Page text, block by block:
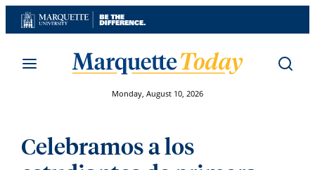
Skip
to
Monday, August 10, 2026
Celebramos a los